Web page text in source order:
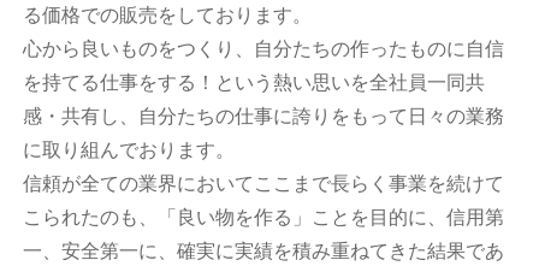
る価格での販売をしております。
心から良いものをつくり、自分たちの作ったものに自信
を持てる仕事をする！という熱い思いを全社員一同共
感・共有し、自分たちの仕事に誇りをもって日々の業務
に取り組んでおります。
信頼が全ての業界においてここまで長らく事業を続けて
こられたのも、「良い物を作る」ことを目的に、信用第
一、安全第一に、確実に実績を積み重ねてきた結果であ